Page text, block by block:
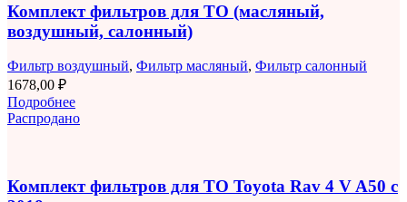
Комплект фильтров для ТО (масляный,
воздушный, салонный)
Фильтр воздушный, Фильтр масляный, Фильтр салонный
1678,00 ₽
Подробнее
Распродано
Комплект фильтров для ТО Toyota Rav 4 V A50 с